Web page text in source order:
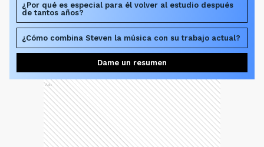
¿Por qué es especial para él volver al estudio después
de tantos años?
¿Cómo combina Steven la música con su trabajo actual?
Dame un resumen
Ads